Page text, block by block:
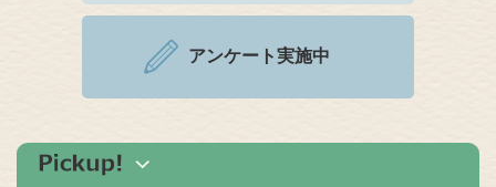
アンケート実施中